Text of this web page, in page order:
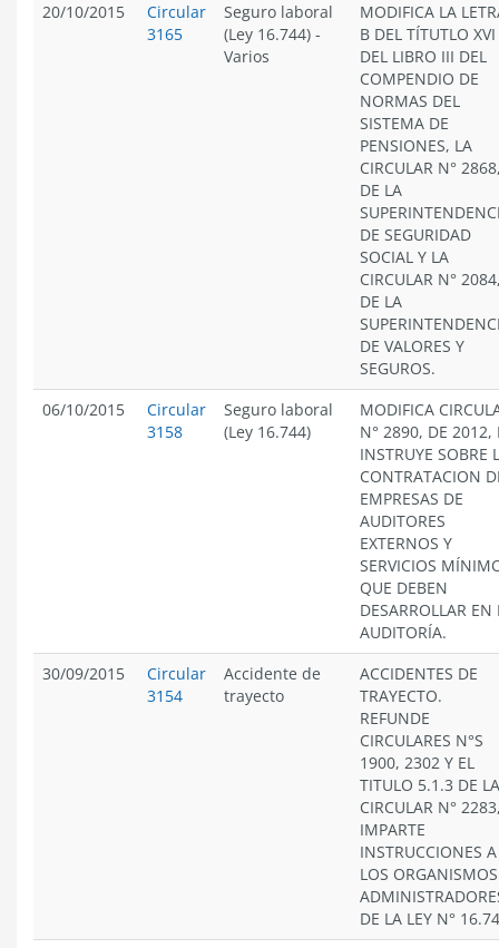
20/10/2015
Circular
3165
Seguro laboral
(Ley 16.744) -
Varios
MODIFICA LA
B DEL TÍTUTLO XVI
DEL LIBRO III DEL
COMPENDIO DE
NORMAS DEL
SISTEMA DE
PENSIONES, LA
CIRCULAR N°
DE LA
DE SEGURIDAD
SOCIAL Y LA
CIRCULAR N°
DE LA
DE VALORES Y
SEGUROS.
06/10/2015
Circular
3158
Seguro laboral
(Ley 16.744)
MODIFICA
N° 2890, DE 2012,
INSTRUYE SOBRE
CONTRATACION
EMPRESAS DE
AUDITORES
EXTERNOS Y
SERVICIOS
QUE DEBEN
DESARROLLAR EN
AUDITORÍA.
30/09/2015
Circular
3154
Accidente de
trayecto
ACCIDENTES DE
TRAYECTO.
REFUNDE
CIRCULARES N°S
1900, 2302 Y EL
TITULO 5.1.3 DE LA
CIRCULAR N°
IMPARTE
INSTRUCCIONES A
LOS ORGANISMOS
DE LA LEY N°